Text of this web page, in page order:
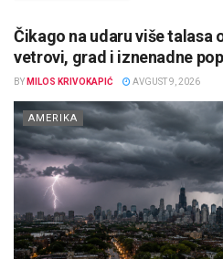
Čikago na udaru više talasa
vetrovi, grad i iznenadne
BY MILOS KRIVOKAPIĆ AVGUST 9, 2026
AMERIKA